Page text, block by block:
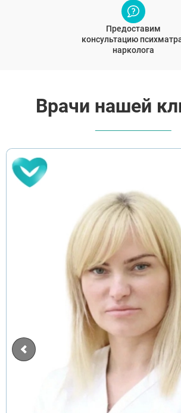
Предоставим
консультацию
нарколога
Врачи нашей
ВЫБРАТЬ ГОРОД